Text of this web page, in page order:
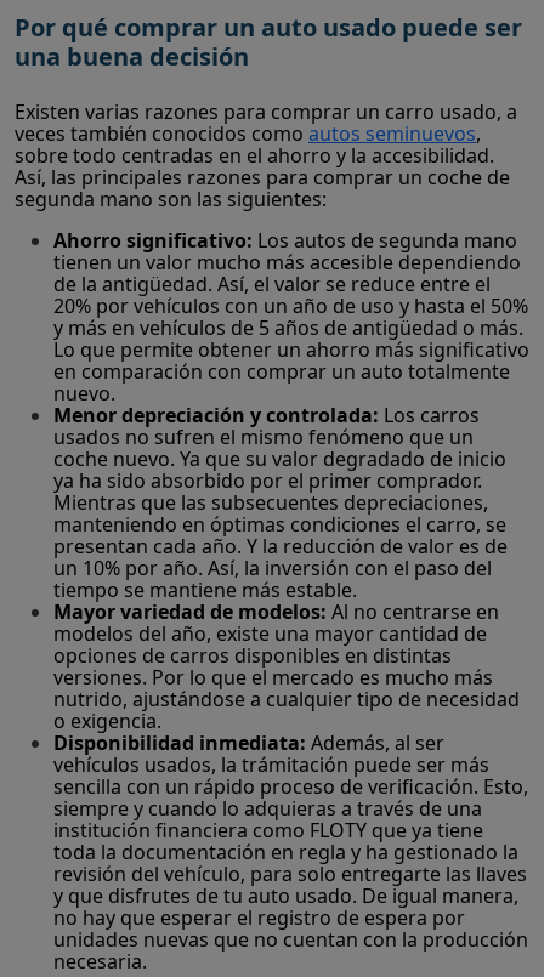
Por qué comprar un auto usado puede ser
una buena decisión
Existen varias razones para comprar un carro usado, a
veces también conocidos como autos seminuevos,
sobre todo centradas en el ahorro y la accesibilidad.
Así, las principales razones para comprar un coche de
segunda mano son las siguientes:
Ahorro significativo: Los autos de segunda mano
tienen un valor mucho más accesible dependiendo
de la antigüedad. Así, el valor se reduce entre el
20% por vehículos con un año de uso y hasta el 50%
y más en vehículos de 5 años de antigüedad o más.
Lo que permite obtener un ahorro más significativo
en comparación con comprar un auto totalmente
nuevo.
Menor depreciación y controlada: Los carros
usados no sufren el mismo fenómeno que un
coche nuevo. Ya que su valor degradado de inicio
ya ha sido absorbido por el primer comprador.
Mientras que las subsecuentes depreciaciones,
manteniendo en óptimas condiciones el carro, se
presentan cada año. Y la reducción de valor es de
un 10% por año. Así, la inversión con el paso del
tiempo se mantiene más estable.
Mayor variedad de modelos: Al no centrarse en
modelos del año, existe una mayor cantidad de
opciones de carros disponibles en distintas
versiones. Por lo que el mercado es mucho más
nutrido, ajustándose a cualquier tipo de necesidad
o exigencia.
Disponibilidad inmediata: Además, al ser
vehículos usados, la trámitación puede ser más
sencilla con un rápido proceso de verificación. Esto,
siempre y cuando lo adquieras a través de una
institución financiera como FLOTY que ya tiene
toda la documentación en regla y ha gestionado la
revisión del vehículo, para solo entregarte las llaves
y que disfrutes de tu auto usado. De igual manera,
no hay que esperar el registro de espera por
unidades nuevas que no cuentan con la producción
necesaria.